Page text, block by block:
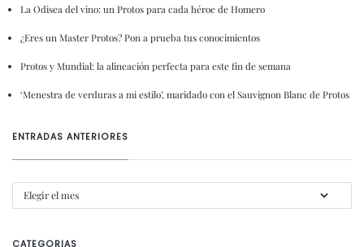
La Odisea del vino: un Protos para cada héroe de Homero
¿Eres un Master Protos? Pon a prueba tus conocimientos
Protos y Mundial: la alineación perfecta para este fin de semana
‘Menestra de verduras a mi estilo’, maridado con el Sauvignon Blanc de Protos
ENTRADAS ANTERIORES
CATEGORIAS